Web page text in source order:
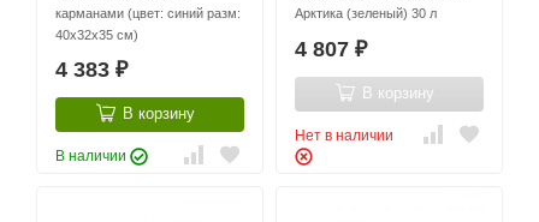
карманами (цвет: синий разм:
40х32х35 см)
4 383 ₽
В корзину
В наличии
Арктика (зеленый) 30 л
4 807 ₽
В корзину
Нет в наличии